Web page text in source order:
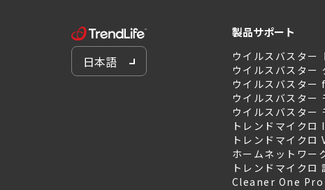
日本語
製品サポート
ウイルスバスター
ウイルスバスター
ウイルスバスタ
ウイルスバスタ
ウイルスバスター
トレンドマイクロ
トレンドマイクロ
ホームネットワー
トレンドマイクロ
Cleaner One Pro